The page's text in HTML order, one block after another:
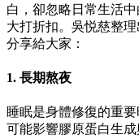
白，卻忽略日常生活
大打折扣。吳悦慈整
分享給大家：
1. 長期熬夜
睡眠是身體修復的重
可能影響膠原蛋白生成